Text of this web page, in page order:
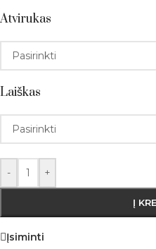
Atvirukas
Laiškas
- +
Į
Įsiminti